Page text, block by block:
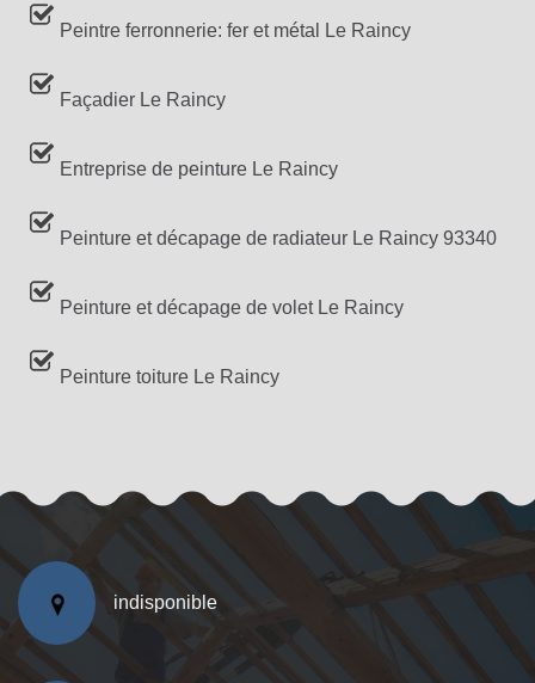
Peintre ferronnerie: fer et métal Le Raincy
Façadier Le Raincy
Entreprise de peinture Le Raincy
Peinture et décapage de radiateur Le Raincy 93340
Peinture et décapage de volet Le Raincy
Peinture toiture Le Raincy
indisponible